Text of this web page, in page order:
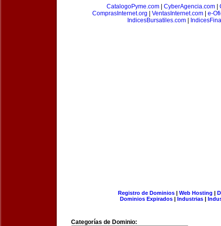
CatalogoPyme.com
CyberAgencia.com
ComprasInternet.org
VentasInternet.com| e-
IndicesBursatiles.com|
Registro de Dominios| Web Hosting |
Dominios Expirados | Industrias |
Categorías de Dominio: